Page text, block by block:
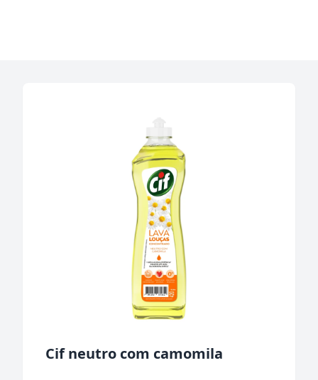
Cif neutro com camomila